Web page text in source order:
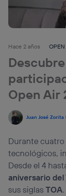
Hace 2 años
Open Air
Juan José Zorita
Durante
tecnológicos,
Desde el 4
aniversario del
sus siglasTOA